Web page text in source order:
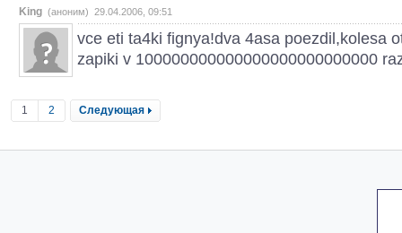
King (аноним) 29.04.2006, 09:51
vce eti ta4ki fignya!dva 4asa poezdil,kolesa
zapiki v 100000000000000000000000000
1 2 Следующая